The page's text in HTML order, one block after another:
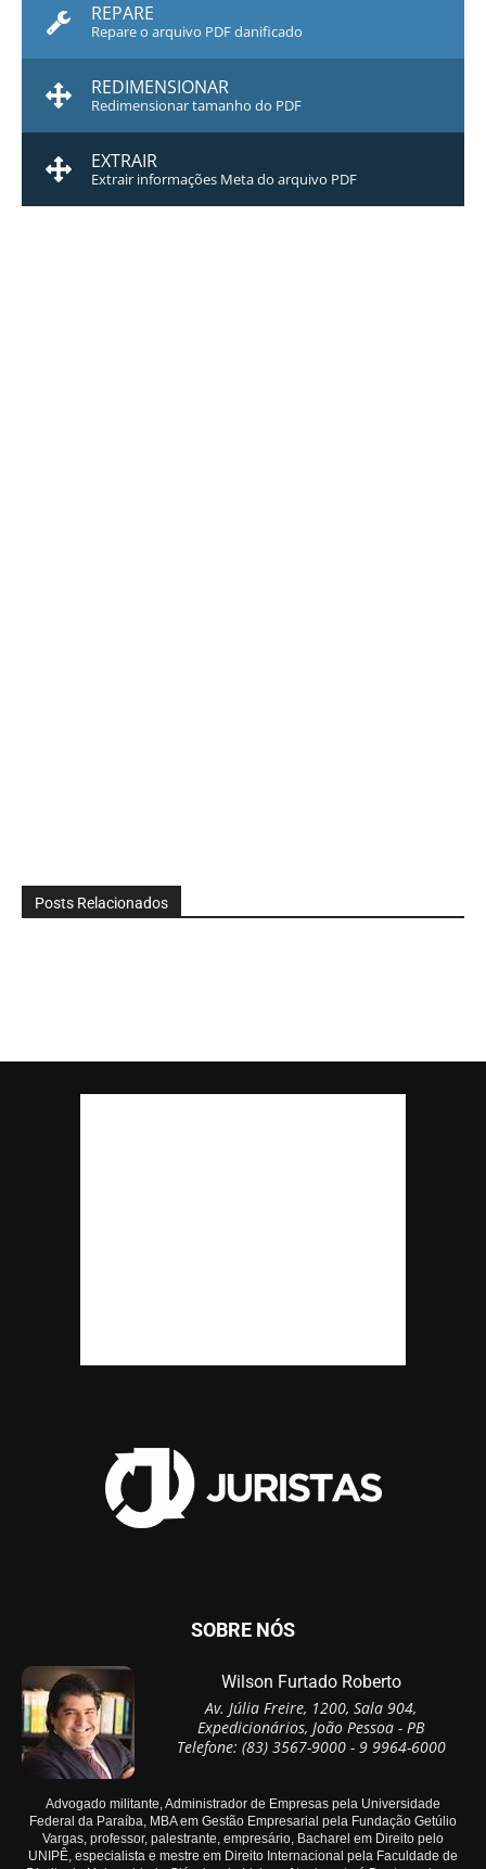
REPARE
Repare o arquivo PDF danificado
REDIMENSIONAR
Redimensionar tamanho do PDF
EXTRAIR
Extrair informações Meta do arquivo PDF
Posts Relacionados
SOBRE NÓS
Wilson Furtado Roberto
Av. Júlia Freire, 1200, Sala 904,
Expedicionários, João Pessoa - PB
Telefone: (83) 3567-9000 - 9 9964-6000
Advogado militante, Administrador de Empresas pela Universidade
Federal da Paraíba, MBA em Gestão Empresarial pela Fundação Getúlio
Vargas, professor, palestrante, empresário, Bacharel em Direito pelo
UNIPÊ, especialista e mestre em Direito Internacional pela Faculdade de